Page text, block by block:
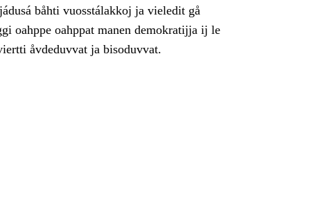
båhti vuosstálakkoj ja vieledit gå
oahppe oahppat manen demokratijja ij le
åvdeduvvat ja bisoduvvat.